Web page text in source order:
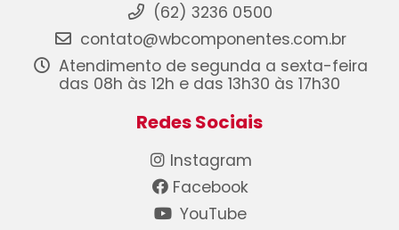
(62) 3236 0500
contato@wbcomponentes.com.br
Atendimento de segunda a sexta-feira
das 08h às 12h e das 13h30 às 17h30
Redes Sociais
Instagram
Facebook
YouTube